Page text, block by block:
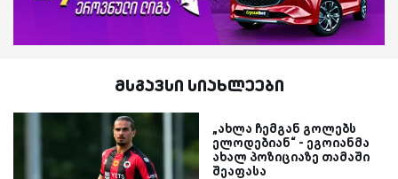
მსგავსი სიახლეები
„ახლა ჩემგან გოლებს
ელოდებიან“ - ეგოიანმა
ახალ პოზიციაზე თამაში
შეაფასა